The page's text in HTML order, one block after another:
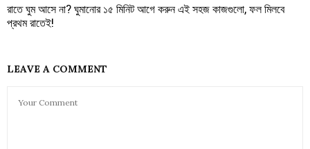
রাতে ঘুম আসে না? ঘুমানোর ১৫ মিনিট আগে করুন এই সহজ কাজগুলো, ফল মিলবে
প্রথম রাতেই!
LEAVE A COMMENT